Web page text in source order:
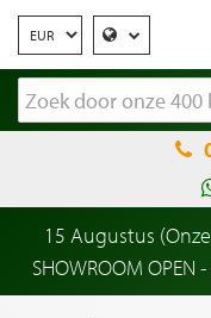
15 Augustus
SHOWROOM